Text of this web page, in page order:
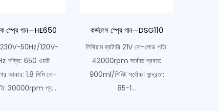
স্প্রে গান—HE650
230V-50Hz/120V-
শক্তি: 650 ওয়াট
আকার: 1.8 মিমি নো-
30000rpm প্র...
কর্ডলেস স্প্রে গান—DSG110
লিথিয়াম ব্যাটারি 21V নো-লোড গতি:
42000rpm সর্বোচ্চ প্রবাহ:
900ml/মিনিট সর্বোচ্চ। সান্দ্রতা:
85-1...